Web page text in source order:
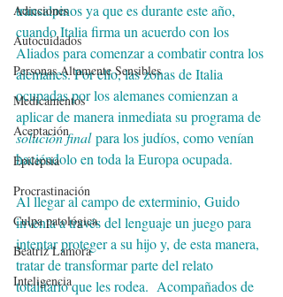
Adicciones
Autocuidados
Personas Altamente Sensibles
Medicamentos
Aceptación
Epilepsia
Procrastinación
Culpa patológica
Beatriz Lamora
Inteligencia
transalpinos ya que es durante este año,
cuando Italia firma un acuerdo con los
Aliados para comenzar a combatir contra los
alemanes. Por ello, las zonas de Italia
ocupadas por los alemanes comienzan a
aplicar de manera inmediata su programa de
solución final para los judíos, como venían
haciéndolo en toda la Europa ocupada.
Al llegar al campo de exterminio, Guido
inventa a través del lenguaje un juego para
intentar proteger a su hijo y, de esta manera,
tratar de transformar parte del relato
totalitario que les rodea.  Acompañados de